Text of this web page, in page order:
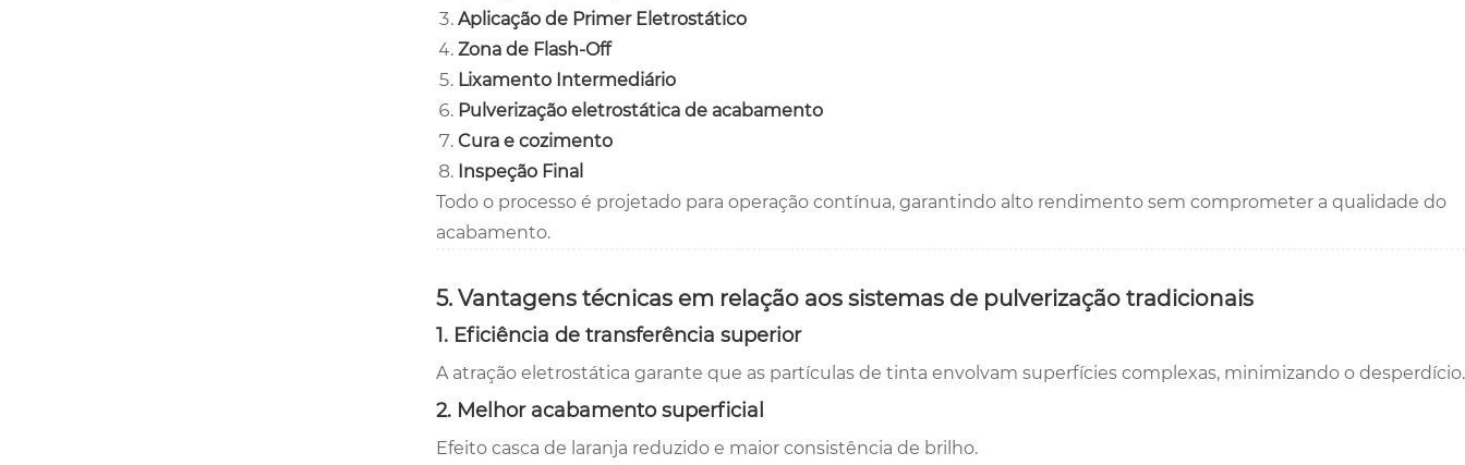
Aplicação de Primer Eletrostático
Zona de Flash-Off
Lixamento Intermediário
Pulverização eletrostática de acabamento
Cura e cozimento
Inspeção Final
Todo o processo é projetado para operação contínua, garantindo alto rendimento sem comprometer a qualidade do
acabamento.
5. Vantagens técnicas em relação aos sistemas de pulverização tradicionais
1. Eficiência de transferência superior
A atração eletrostática garante que as partículas de tinta envolvam superfícies complexas, minimizando o desperdício.
2. Melhor acabamento superficial
Efeito casca de laranja reduzido e maior consistência de brilho.